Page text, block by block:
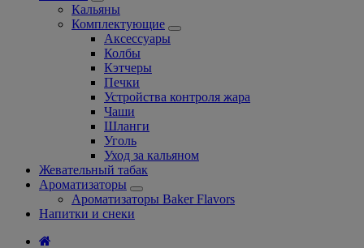
Кальяны
Комплектующие
Аксессуары
Колбы
Кэтчеры
Печки
Устройства контроля жара
Чаши
Шланги
Уголь
Уход за кальяном
Жевательный табак
Ароматизаторы
Ароматизаторы Baker Flavors
Напитки и снеки